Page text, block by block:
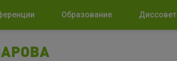
Образование Диссовет